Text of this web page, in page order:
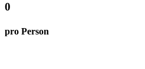
0
pro Person